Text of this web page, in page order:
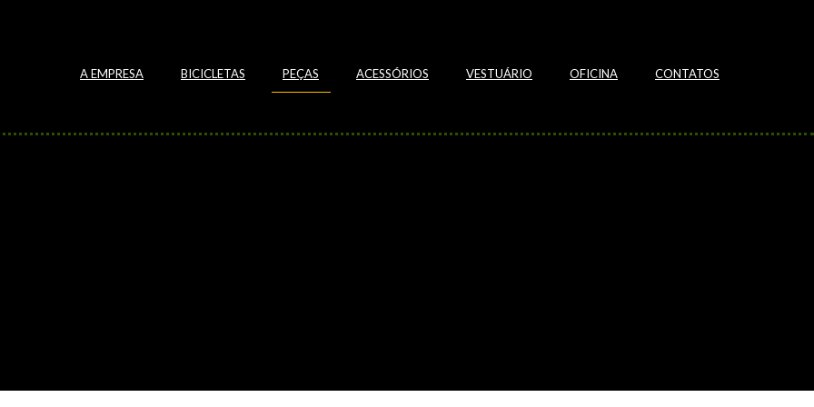
A EMPRESA BICICLETAS PEÇAS ACESSÓRIOS VESTUÁRIO OFICINA CONTATOS